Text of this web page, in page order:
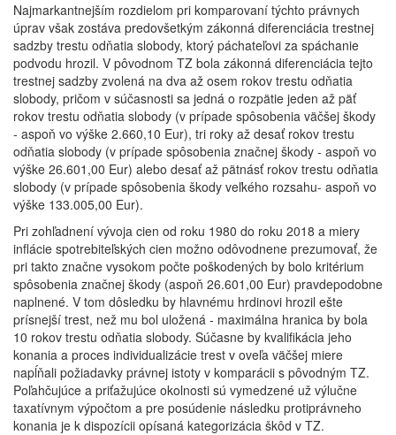
Najmarkantnejším rozdielom pri komparovaní týchto právnych
úprav však zostáva predovšetkým zákonná diferenciácia trestnej
sadzby trestu odňatia slobody, ktorý páchateľovi za spáchanie
podvodu hrozil. V pôvodnom TZ bola zákonná diferenciácia tejto
trestnej sadzby zvolená na dva až osem rokov trestu odňatia
slobody, pričom v súčasnosti sa jedná o rozpätie jeden až päť
rokov trestu odňatia slobody (v prípade spôsobenia väčšej škody
- aspoň vo výške 2.660,10 Eur), tri roky až desať rokov trestu
odňatia slobody (v prípade spôsobenia značnej škody - aspoň vo
výške 26.601,00 Eur) alebo desať až pätnásť rokov trestu odňatia
slobody (v prípade spôsobenia škody veľkého rozsahu- aspoň vo
výške 133.005,00 Eur).
Pri zohľadnení vývoja cien od roku 1980 do roku 2018 a miery
inflácie spotrebiteľských cien možno odôvodnene prezumovať, že
pri takto značne vysokom počte poškodených by bolo kritérium
spôsobenia značnej škody (aspoň 26.601,00 Eur) pravdepodobne
naplnené. V tom dôsledku by hlavnému hrdinovi hrozil ešte
prísnejší trest, než mu bol uložená - maximálna hranica by bola
10 rokov trestu odňatia slobody. Súčasne by kvalifikácia jeho
konania a proces individualizácie trest v oveľa väčšej miere
napĺňali požiadavky právnej istoty v komparácii s pôvodným TZ.
Poľahčujúce a priťažujúce okolnosti sú vymedzené už výlučne
taxatívnym výpočtom a pre posúdenie následku protiprávneho
konania je k dispozícii opísaná kategorizácia škôd v TZ.